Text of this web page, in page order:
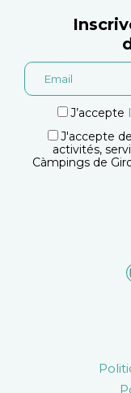
J’accepte
J'accepte
activités,
Càmpings de